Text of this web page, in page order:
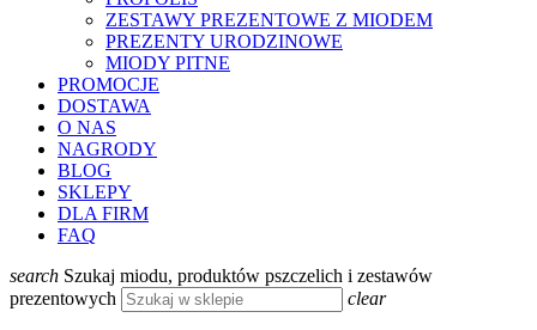
ZESTAWY PREZENTOWE Z MIODEM
PREZENTY URODZINOWE
MIODY PITNE
PROMOCJE
DOSTAWA
O NAS
NAGRODY
BLOG
SKLEPY
DLA FIRM
FAQ
search Szukaj miodu, produktów pszczelich i zestawów
prezentowych
clear